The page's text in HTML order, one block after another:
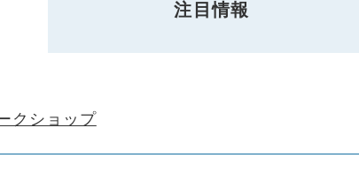
注目情報
クショップ